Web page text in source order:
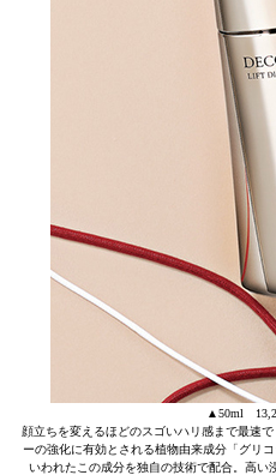
▲50ml
顔立ちを変えるほどのスゴいハリ感まで最速
ーの強化に有効とされる植物由来成分「グリ
いわれたこの成分を独自の技術で配合。高い